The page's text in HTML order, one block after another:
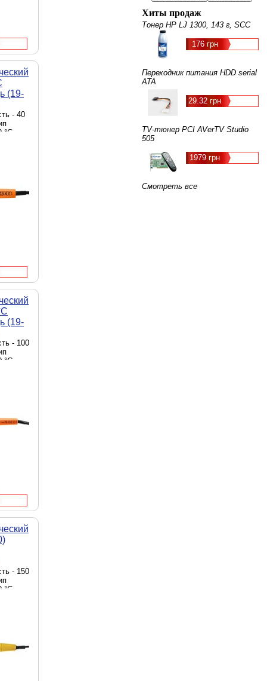
(19-
- 40
°C
(19-
- 100
°C
- 150
°C
Хиты продаж
Тонер HP LJ 1300, 143 г, SCC
176 грн
Переходник питания HDD serial
ATA
29.32 грн
TV-тюнер PCI AVerTV Studio
505
1979 грн
Смотреть все